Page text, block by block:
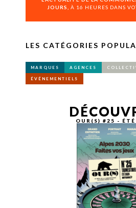
JOURS,
À 16 HEURES DANS
LES CATÉGORIES
MARQUES AGENCES
ÉVÉNEMENTIELS
OUR(S) #25 -